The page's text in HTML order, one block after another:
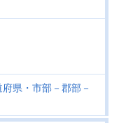
県・市部－郡部－